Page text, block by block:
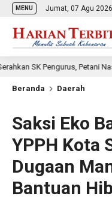
MENU Jumat, 07 Agu 2026
Pengurus, Petani NasDem
Beranda Daerah
Saksi Eko
YPPH Kota
Dugaan
Bantuan